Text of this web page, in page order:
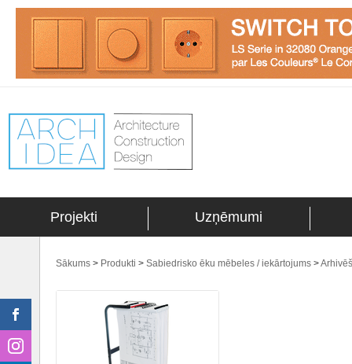
Projekti Uzņēmumi
Sākums > Produkti > Sabiedrisko ēku mēbeles / iekārtojums >